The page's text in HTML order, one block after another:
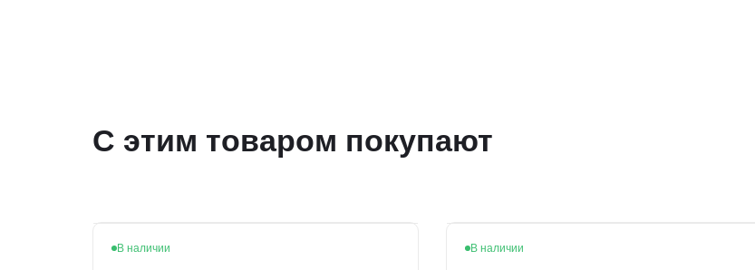
С этим товаром покупают
Хит
В наличии Акция
В наличии